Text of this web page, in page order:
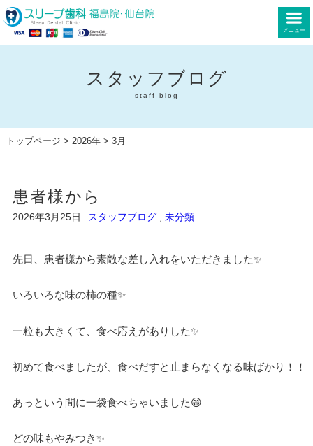
メニュー
スタッフブログ
staff-blog
トップページ > 2026年> 3月
患者様から
2026年3月25日 スタッフブログ, 未分類
先日、患者様から素敵な差し入れをいただきました✨
いろいろな味の柿の種✨
一粒も大きくて、食べ応えがありした✨
初めて食べましたが、食べだすと止まらなくなる味ばかり！！
あっという間に一袋食べちゃいました😁
どの味もやみつき✨